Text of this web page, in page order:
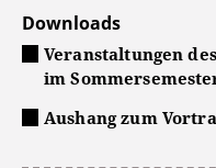
Downloads
Veranstaltungen
im
Aushang zum